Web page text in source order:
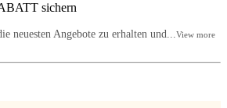
sichern
neuesten Angebote zu erhalten und...View more